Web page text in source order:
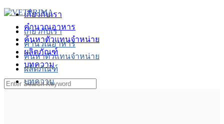
Skip
contentเกี่ยวกับเรา
คำนวณอาหาร
ค้นหาตัวแทนจำหน่าย
ผลิตภัณฑ์
บทความ
เกี่ยวกับเรา
คำนวณอาหาร
ค้นหาตัวแทนจำหน่าย
ผลิตภัณฑ์
บทความ
Search
for: